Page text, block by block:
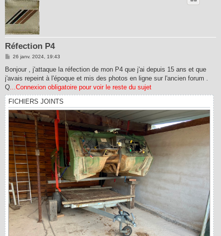
Réfection P4
M
s
a
26 janv. 2024, 19:43
Bonjour , j'attaque la réfection de mon P4 que j'ai depuis 15 ans et que
j'avais repeint à l'époque et mis des photos en ligne sur l'ancien forum .
Q ...Connexion obligatoire pour voir le reste du sujet
FICHIERS JOINTS